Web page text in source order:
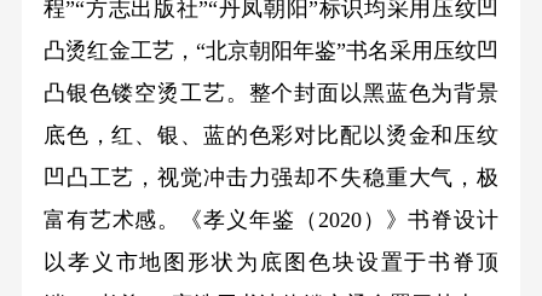
程”“方志出版社”“丹凤朝阳”标识均采用压纹凹
凸烫红金工艺，“北京朝阳年鉴”书名采用压纹凹
凸银色镂空烫工艺。整个封面以黑蓝色为背景
底色，红、银、蓝的色彩对比配以烫金和压纹
凹凸工艺，视觉冲击力强却不失稳重大气，极
富有艺术感。《孝义年鉴（2020）》书脊设计
以孝义市地图形状为底图色块设置于书脊顶